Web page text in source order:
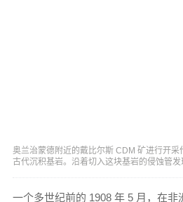
奥兰治蒙德附近的戴比尔斯 CDM 矿进行开采
古代沉积基岩。沿着切入这块基岩的侵蚀管发
一个多世纪前的 1908 年 5 月，在